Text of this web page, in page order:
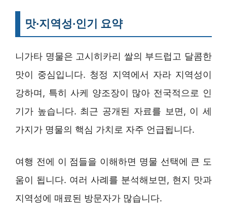
맛·지역성·인기 요약
니가타 명물은 고시히카리 쌀의 부드럽고 달콤한
맛이 중심입니다. 청정 지역에서 자라 지역성이
강하며, 특히 사케 양조장이 많아 전국적으로 인
기가 높습니다. 최근 공개된 자료를 보면, 이 세
가지가 명물의 핵심 가치로 자주 언급됩니다.
여행 전에 이 점들을 이해하면 명물 선택에 큰 도
움이 됩니다. 여러 사례를 분석해보면, 현지 맛과
지역성에 매료된 방문자가 많습니다.